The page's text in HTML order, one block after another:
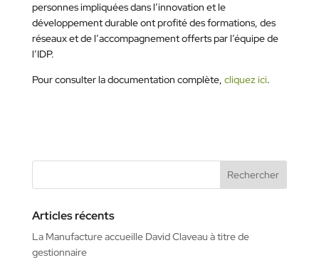
personnes impliquées dans l’innovation et le
développement durable ont profité des formations, des
réseaux et de l’accompagnement offerts par l’équipe de
l’IDP.
Pour consulter la documentation complète, cliquez ici.
Articles récents
La Manufacture accueille David Claveau à titre de
gestionnaire